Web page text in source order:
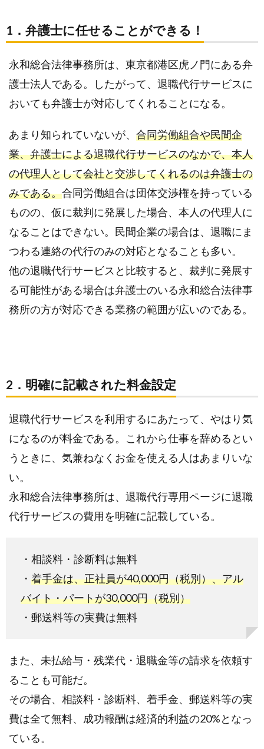
き
1.2.
2．明
確に
され
た料
金設
定
2.
永和
法律
事務
所の
退職
代行
サー
ミを
比
2.1.
1．利
用料
て助
かっ
2．印
象と
して
通
3．何
度も
しつ
こく
電話
があ
る＆
1．弁護士に任せることができる！
永和総合法律事務所は、東京都港区虎ノ門にある弁
護士法人である。したがって、退職代行サービスに
おいても弁護士が対応してくれることになる。
あまり知られていないが、 合同労働組合や民間企
業、弁護士による退職代行サービスのなかで、本人
の代理人として会社と交渉してくれるのは弁護士の
みである。合同労働組合は団体交渉権を持っている
ものの、仮に裁判に発展した場合、本人の代理人に
なることはできない。民間企業の場合は、退職にま
つわる連絡の代行のみの対応となることも多い。
他の退職代行サービスと比較すると、裁判に発展す
る可能性がある場合は弁護士のいる永和総合法律事
務所の方が対応できる業務の範囲が広いのである。
2．明確に記載された料金設定
退職代行サービスを利用するにあたって、やはり気
になるのが料金である。これから仕事を辞めるとい
うときに、気兼ねなくお金を使える人はあまりいな
い。
永和総合法律事務所は、退職代行専用ページに退職
代行サービスの費用を明確に記載している。
・相談料・診断料は無料
・ 着手金は、正社員が40,000円（税別）、アル
バイト・パートが30,000円（税別）
・郵送料等の実費は無料
また、未払給与・残業代・退職金等の請求を依頼す
ることも可能だ。
その場合、相談料・診断料、着手金、郵送料等の実
費は全て無料、成功報酬は経済的利益の20%となっ
ている。